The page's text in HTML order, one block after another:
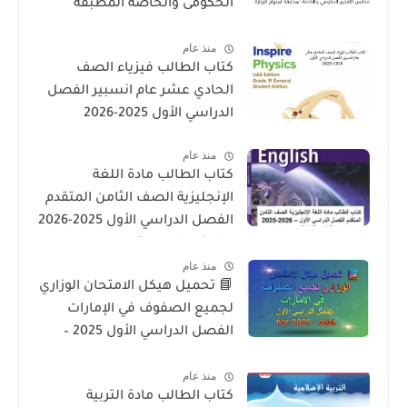
الحكومى والخاصة المطبقة
منذ عام
كتاب الطالب فيزياء الصف
الحادي عشر عام انسبير الفصل
الدراسي الأول 2025-2026
منذ عام
كتاب الطالب مادة اللغة
الإنجليزية الصف الثامن المتقدم
الفصل الدراسي الأول 2025-2026
منذ عام
📘 تحميل هيكل الامتحان الوزاري
لجميع الصفوف في الإمارات
الفصل الدراسي الأول 2025 –
منذ عام
كتاب الطالب مادة التربية